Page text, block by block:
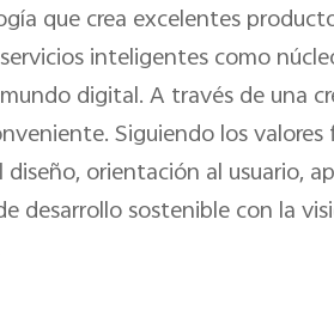
que crea excelentes
inteligentes como
digital. A través de una
Siguiendo los
orientación al usuario,
desarrollo sostenible con la